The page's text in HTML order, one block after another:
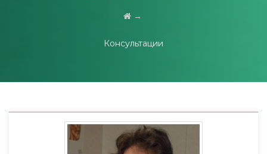
→
Консультации